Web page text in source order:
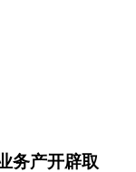
务产开辟取